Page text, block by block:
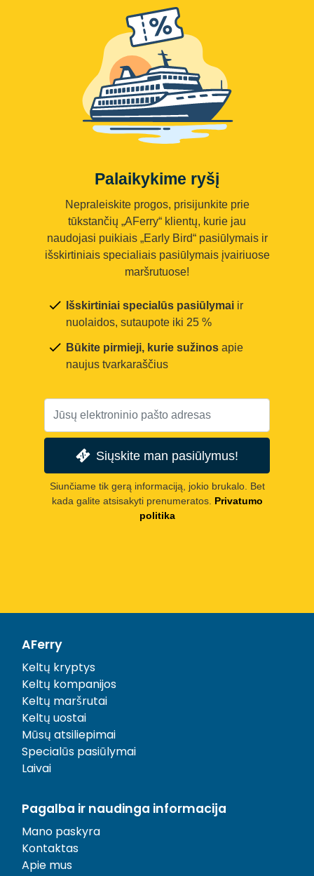
Palaikykime ryšį
Nepraleiskite progos, prisijunkite prie
tūkstančių „AFerry“ klientų, kurie jau
naudojasi puikiais „Early Bird“ pasiūlymais ir
išskirtiniais specialiais pasiūlymais įvairiuose
maršrutuose!
Išskirtiniai specialūs pasiūlymai ir
nuolaidos, sutaupote iki 25 %
Būkite pirmieji, kurie sužinos apie
naujus tvarkaraščius
Siųskite man pasiūlymus!
Siunčiame tik gerą informaciją, jokio brukalo. Bet
kada galite atsisakyti prenumeratos. Privatumo
politika
AFerry
Keltų kryptys
Keltų kompanijos
Keltų maršrutai
Keltų uostai
Mūsų atsiliepimai
Specialūs pasiūlymai
Laivai
Pagalba ir naudinga informacija
Mano paskyra
Kontaktas
Apie mus